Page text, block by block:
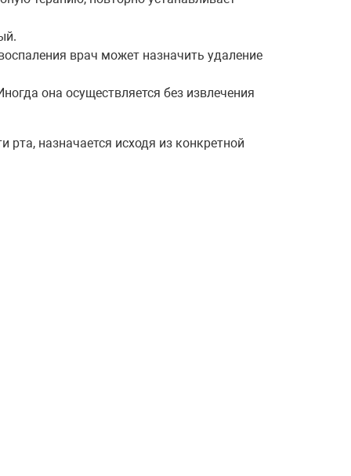
врач может назначить удаление
она осуществляется без извлечения
назначается исходя из конкретной